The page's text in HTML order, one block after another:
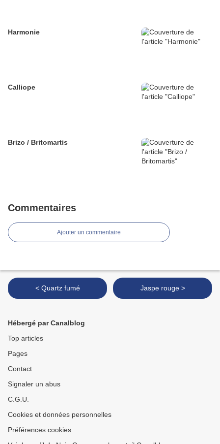
Harmonie
Calliope
Brizo / Britomartis
Commentaires
Ajouter un commentaire
< Quartz fumé Jaspe rouge >
Hébergé par Canalblog
Top articles
Pages
Contact
Signaler un abus
C.G.U.
Cookies et données personnelles
Préférences cookies